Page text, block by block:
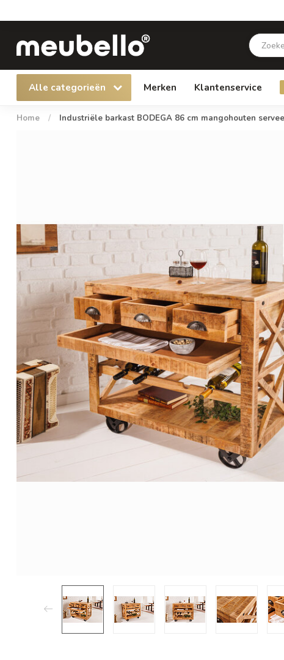
Alle categorieën Merken Klantenservice
Home / Industriële barkast BODEGA 86 cm mangohouten